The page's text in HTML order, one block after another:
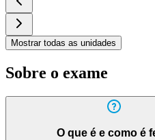
Mostrar todas as unidades
Sobre o exame
O que é e como é